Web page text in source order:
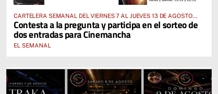
CARTELERA SEMANAL DEL VIERNES 7 AL JUEVES 13 DE AGOSTO
2026
Contesta a la pregunta y participa en el sorteo de
dos entradas para Cinemancha
EL SEMANAL